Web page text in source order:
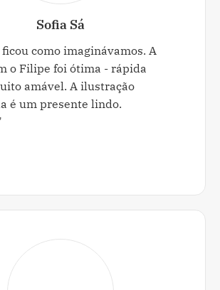
Sofia Sá
como imaginávamos. A
o Filipe foi ótima - rápida
amável. A ilustração
é um presente lindo.